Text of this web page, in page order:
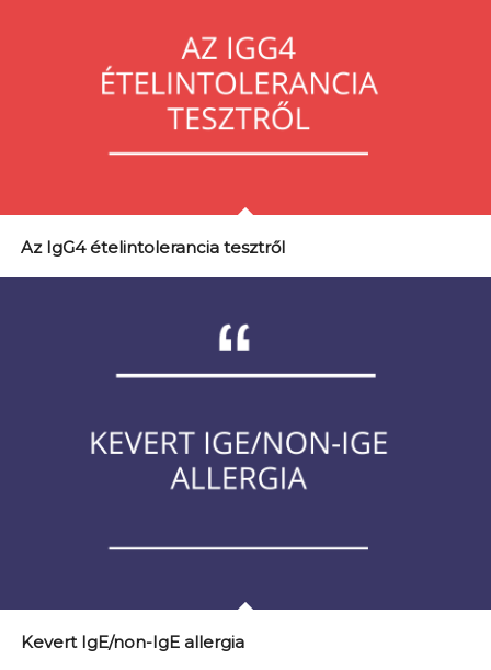
Az IgG4 ételintolerancia tesztről
Kevert IgE/non-IgE allergia